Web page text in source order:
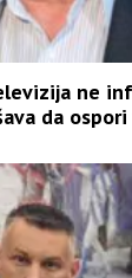
ne
da